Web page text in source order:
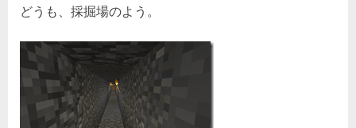
どうも、採掘場のよう。